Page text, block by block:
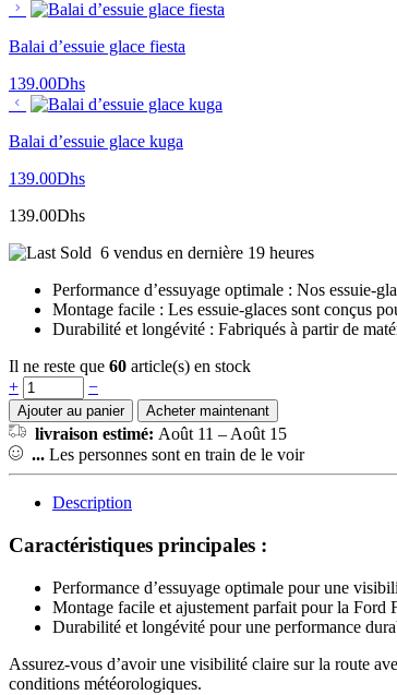
Balai d’essuie glace fiesta
139.00Dhs
Balai d’essuie glace kuga
139.00Dhs
139.00Dhs
6 vendus en dernière 19 heures
Performance d’essuyage optimale : Nos essuie-
Montage facile : Les essuie-glaces sont conçus
Durabilité et longévité : Fabriqués à partir de
Il ne reste que 60 article(s) en stock
+
−
Ajouter au panier Acheter maintenant
livraison estimé: Août 11 – Août 15
... Les personnes sont en train de le voir
Description
Caractéristiques principales :
Performance d’essuyage optimale pour une
Montage facile et ajustement parfait pour la Ford
Durabilité et longévité pour une performance
Assurez-vous d’avoir une visibilité claire sur la route
conditions météorologiques.